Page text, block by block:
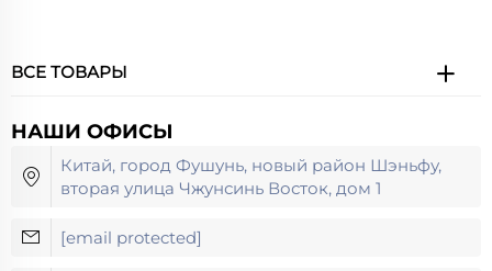
ВСЕ ТОВАРЫ
НАШИ ОФИСЫ
Китай, город Фушунь, новый район Шэньфу,
вторая улица Чжунсинь Восток, дом 1
[email protected]